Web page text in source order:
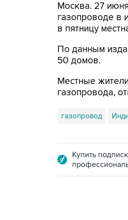
Москва. 27
газопроводе в
в пятницу
По данным
50 домов.
Местные
газопровода,
газопровод
Купить